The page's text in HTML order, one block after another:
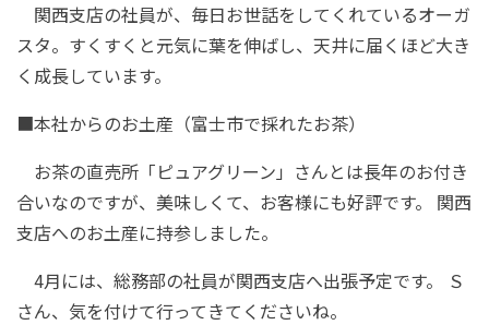
関西支店の社員が、毎日お世話をしてくれているオーガ
スタ。すくすくと元気に葉を伸ばし、天井に届くほど大き
く成長しています。
■本社からのお土産（富士市で採れたお茶）
お茶の直売所「ピュアグリーン」さんとは長年のお付き
合いなのですが、美味しくて、お客様にも好評です。 関西
支店へのお土産に持参しました。
4月には、総務部の社員が関西支店へ出張予定です。 Ｓ
さん、気を付けて行ってきてくださいね。